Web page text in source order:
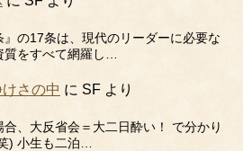
』の17条は、現代のリーダーに必要な
をすべて網羅し…
さの中 に SF より
、大反省会＝大二日酔い！ で分かり
) 小生も二泊…